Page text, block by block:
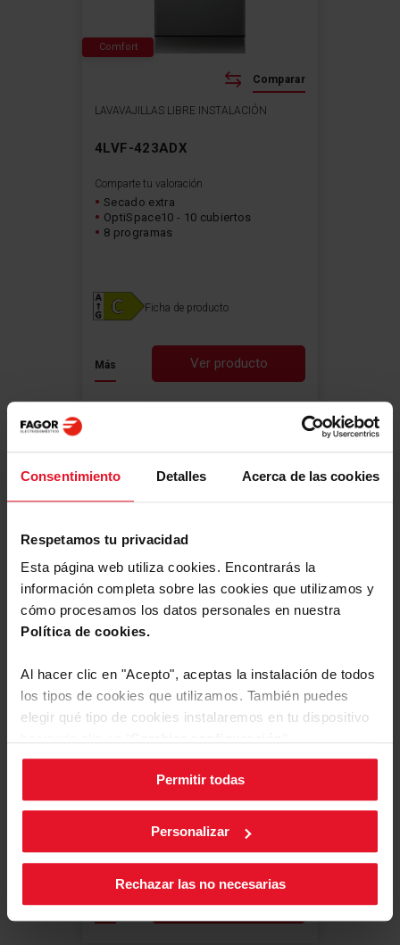
Consentimiento Detalles Acerca de las cookies
Respetamos tu privacidad
Esta página web utiliza cookies. Encontrarás la
información completa sobre las cookies que utilizamos y
cómo procesamos los datos personales en nuestra
Política de cookies.
Al hacer clic en "Acepto", aceptas la instalación de todos
los tipos de cookies que utilizamos. También puedes
elegir qué tipo de cookies instalaremos en tu dispositivo
Puedes cambiar la configuración de cookies en cualquier
momento, pulsando el botón negro en la esquina inferior
derecha de la pantalla.
Permitir todas
Personalizar
Rechazar las no necesarias
LAVAVAJILLAS LIBRE INSTALACIÓN
4LVF-423ADX
Ver producto
Más
Comparte tu valoración
Secado extra
OptiSpace10 - 10 cubiertos
8 programas
Ficha de producto
Comparar
Comfort
4LVF-423AD
Ver producto
Más
Comparte tu valoración
Secado extra
OptiSpace10 - 10 cubiertos
8 programas
Comfort